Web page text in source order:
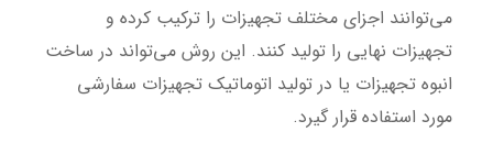
می‌توانند اجزای مختلف تجهیزات را ترکیب کرده و
تجهیزات نهایی را تولید کنند. این روش می‌تواند در ساخت
انبوه تجهیزات یا در تولید اتوماتیک تجهیزات سفارشی
مورد استفاده قرار گیرد.